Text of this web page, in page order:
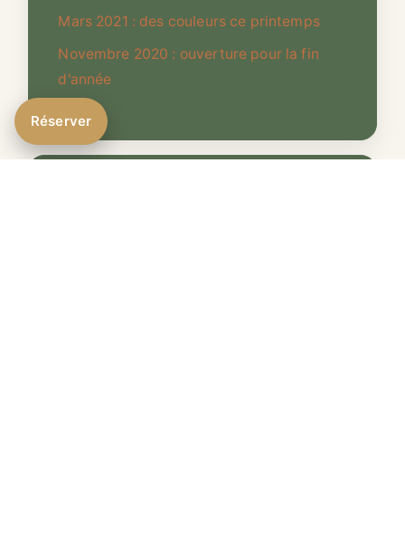
Mars 2021 : des couleurs ce printemps
Novembre 2020 : ouverture pour la fin
d'année
Réserver